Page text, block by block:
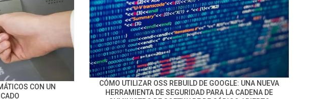
CON UN
CÓMO UTILIZAR OSS REBUILD DE GOOGLE: UNA NUEVA
HERRAMIENTA DE SEGURIDAD PARA LA CADENA DE